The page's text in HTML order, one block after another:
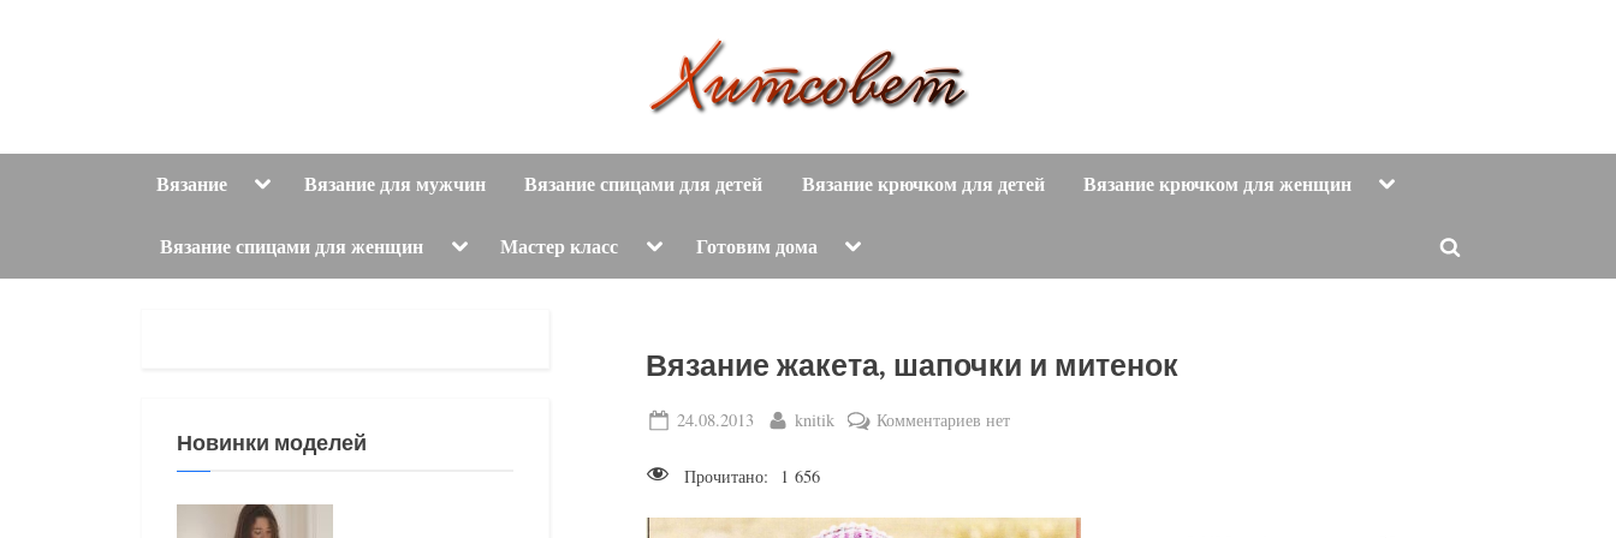
и
т
о
в
е
т
вязание
с
описанием
и
Вязание ToggleВязание для мужчин Вязание спицами для детей Вязание крючком для детей Вязание крючком для женщин Toggle
Вязание спицами для женщин Toggle
menu
Мастер класс Toggle
menu
Готовим дома Toggle
menu
Toggle
Вязание жакета, шапочки и митенок
Posted
24.08.2013 By
knitik Комментариев кнет
Прочитано: 1 656
Новинки моделей